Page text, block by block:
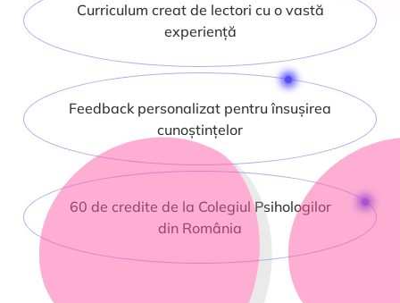
Curriculum creat de lectori cu o vastă
experiență
Feedback personalizat pentru însușirea
cunoștințelor
60 de credite de la Colegiul Psihologilor
din România